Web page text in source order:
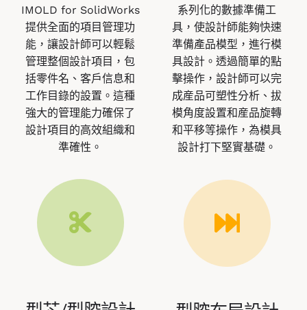
IMOLD for SolidWorks
提供全面的項目管理功
能，讓設計師可以輕鬆
管理整個設計項目，包
括零件名、客戶信息和
工作目錄的設置。這種
強大的管理能力確保了
設計項目的高效組織和
準確性。
系列化的數據準備工
具，使設計師能夠快速
準備產品模型，進行模
具設計。透過簡單的點
擊操作，設計師可以完
成産品可塑性分析、拔
模角度設置和産品旋轉
和平移等操作，為模具
設計打下堅實基礎。